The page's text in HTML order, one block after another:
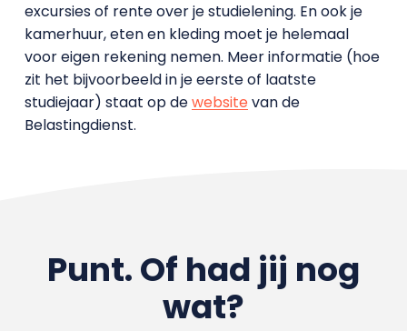
excursies of rente over je studielening. En ook je
kamerhuur, eten en kleding moet je helemaal
voor eigen rekening nemen. Meer informatie (hoe
zit het bijvoorbeeld in je eerste of laatste
studiejaar) staat op dewebsitevan de
Belastingdienst.
Punt. Of had jij nog
wat?